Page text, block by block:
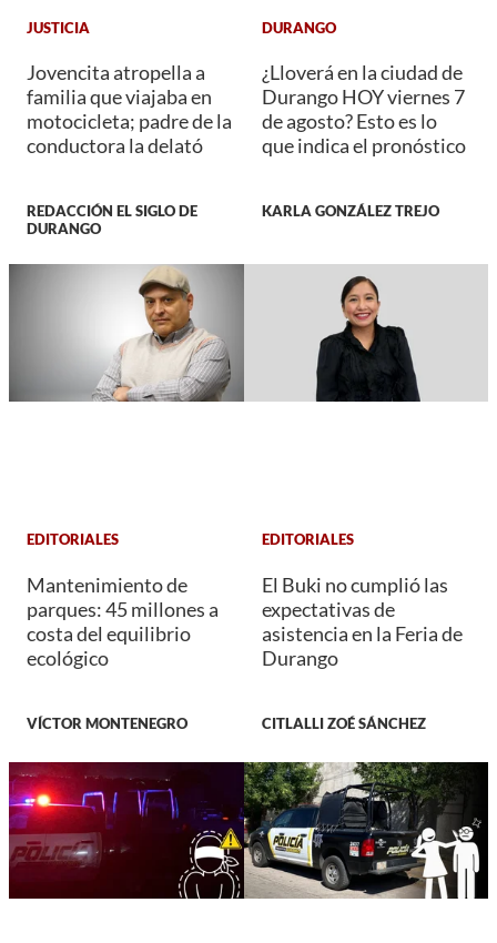
JUSTICIA
Jovencita atropella a
familia que viajaba en
motocicleta; padre de la
conductora la delató
REDACCIÓN EL SIGLO DE
DURANGO
DURANGO
¿Lloverá en la ciudad de
Durango HOY viernes 7
de agosto? Esto es lo
que indica el pronóstico
KARLA GONZÁLEZ TREJO
EDITORIALES
Mantenimiento de
parques: 45 millones a
costa del equilibrio
ecológico
VÍCTOR MONTENEGRO
EDITORIALES
El Buki no cumplió las
expectativas de
asistencia en la Feria de
Durango
CITLALLI ZOÉ SÁNCHEZ